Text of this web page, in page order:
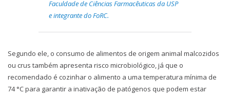
Faculdade de Ciências Farmacêuticas da USP
e integrante do FoRC.
Segundo ele, o consumo de alimentos de origem animal malcozidos
ou crus também apresenta risco microbiológico, já que o
recomendado é cozinhar o alimento a uma temperatura mínima de
74 °C para garantir a inativação de patógenos que podem estar